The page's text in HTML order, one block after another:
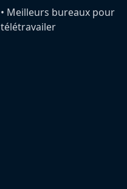
•️ Meilleurs bureaux pour
télétravailer